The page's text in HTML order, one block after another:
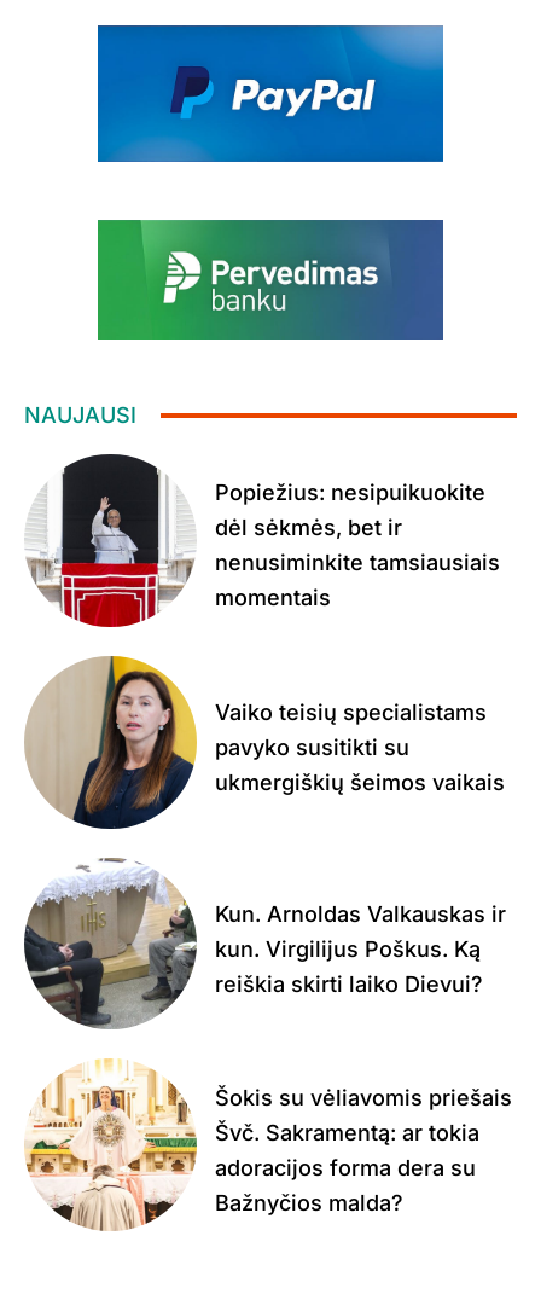
NAUJAUSI
Popiežius: nesipuikuokite
dėl sėkmės, bet ir
nenusiminkite tamsiausiais
momentais
Vaiko teisių specialistams
pavyko susitikti su
ukmergiškių šeimos vaikais
Kun. Arnoldas Valkauskas ir
kun. Virgilijus Poškus. Ką
reiškia skirti laiko Dievui?
Šokis su vėliavomis priešais
Švč. Sakramentą: ar tokia
adoracijos forma dera su
Bažnyčios malda?